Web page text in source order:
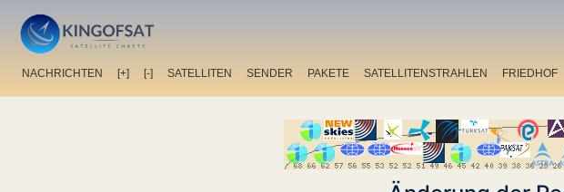
NACHRICHTEN [+] [-] SATELLITEN SENDER PAKETE SATELLITENSTRAHLEN FRIEDHOF